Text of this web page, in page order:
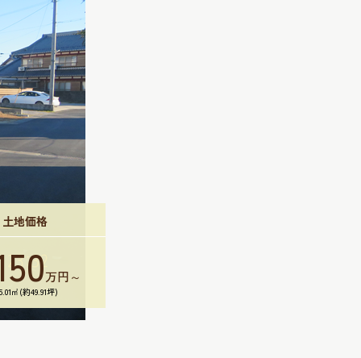
土地価格
万円～
㎡(約49.91坪)